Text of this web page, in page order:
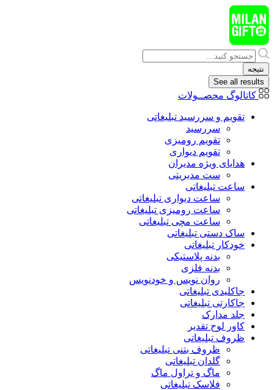
پرش
به
محتوا
Search
...
نتیجه
See all results
کاتالوگ محصــولات
تقویم و سررسید تبلیغاتی
سررسید
تقویم رومیزی
تقویم دیواری
هدایای ويژه مدیران
ست مدیریتی
ساعت تبلیغاتی
ساعت دیواری تبلیغاتی
ساعت رومیزی تبلیغاتی
ساعت مچی تبلیغاتی
ساک دستی تبلیغاتی
خودکار تبلیغاتی
بدنه پلاستیکی
بدنه فلزی
روان نویس و خودنویس
جاکلیدی تبلیغاتی
جاکارتی تبلیغاتی
جلد مدارک
کاور لوح تقدیر
ظروف تبلیغاتی
ظروف بتنی تبلیغاتی
گلدان تبلیغاتی
ماگ و تراول ماگ
فلاسک تبلیغاتی